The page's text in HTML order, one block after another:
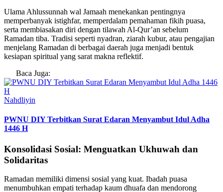
Ulama Ahlussunnah wal Jamaah menekankan pentingnya
memperbanyak istighfar, memperdalam pemahaman fikih puasa,
serta membiasakan diri dengan tilawah Al-Qur’an sebelum
Ramadan tiba. Tradisi seperti nyadran, ziarah kubur, atau pengajian
menjelang Ramadan di berbagai daerah juga menjadi bentuk
kesiapan spiritual yang sarat makna reflektif.
Baca Juga:
Nahdliyin
PWNU DIY Terbitkan Surat Edaran Menyambut Idul Adha
1446 H
Konsolidasi Sosial: Menguatkan Ukhuwah dan
Solidaritas
Ramadan memiliki dimensi sosial yang kuat. Ibadah puasa
menumbuhkan empati terhadap kaum dhuafa dan mendorong